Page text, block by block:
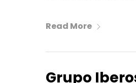
Read More
Grupo